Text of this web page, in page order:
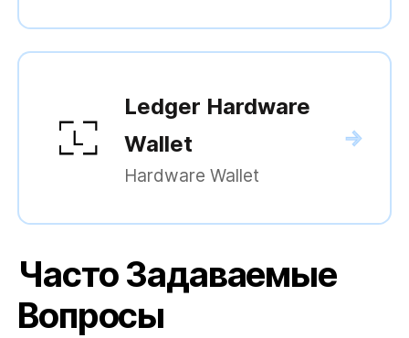
Ledger Hardware
Wallet
Hardware Wallet
Часто Задаваемые
Вопросы